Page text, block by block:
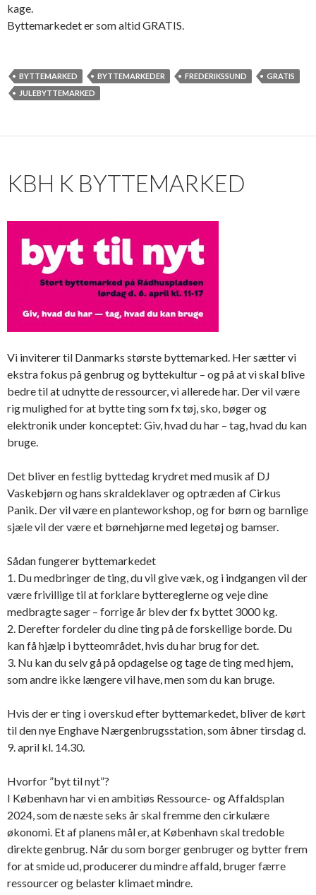
kage.
Byttemarkedet er som altid GRATIS.
BYTTEMARKED BYTTEMARKEDER FREDERIKSSUND
GRATIS
JULEBYTTEMARKED
KBH K BYTTEMARKED
Vi inviterer til Danmarks største byttemarked. Her sætter vi
ekstra fokus på genbrug og byttekultur – og på at vi skal blive
bedre til at udnytte de ressourcer, vi allerede har. Der vil være
rig mulighed for at bytte ting som fx tøj, sko, bøger og
elektronik under konceptet: Giv, hvad du har – tag, hvad du kan
bruge.
Det bliver en festlig byttedag krydret med musik af DJ
Vaskebjørn og hans skraldeklaver og optræden af Cirkus
Panik. Der vil være en planteworkshop, og for børn og barnlige
sjæle vil der være et børnehjørne med legetøj og bamser.
Sådan fungerer byttemarkedet
1. Du medbringer de ting, du vil give væk, og i indgangen vil der
være frivillige til at forklare byttereglerne og veje dine
medbragte sager – forrige år blev der fx byttet 3000 kg.
2. Derefter fordeler du dine ting på de forskellige borde. Du
kan få hjælp i bytteområdet, hvis du har brug for det.
3. Nu kan du selv gå på opdagelse og tage de ting med hjem,
som andre ikke længere vil have, men som du kan bruge.
Hvis der er ting i overskud efter byttemarkedet, bliver de kørt
til den nye Enghave Nærgenbrugsstation, som åbner tirsdag d.
9. april kl. 14.30.
Hvorfor ”byt til nyt”?
I København har vi en ambitiøs Ressource- og Affaldsplan
2024, som de næste seks år skal fremme den cirkulære
økonomi. Et af planens mål er, at København skal tredoble
direkte genbrug. Når du som borger genbruger og bytter frem
for at smide ud, producerer du mindre affald, bruger færre
ressourcer og belaster klimaet mindre.